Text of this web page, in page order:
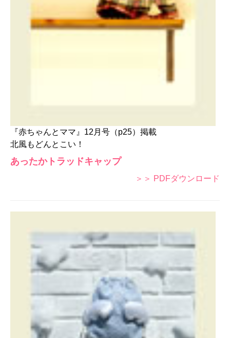
『赤ちゃんとママ』12月号（p25）掲載
北風もどんとこい！
あったかトラッドキャップ
＞＞ PDFダウンロード